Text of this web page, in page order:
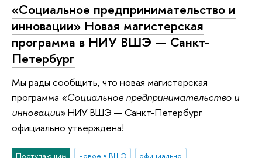
«Социальное предпринимательство и
инновации» Новая магистерская
программа в НИУ ВШЭ — Санкт-
Петербург
Мы рады сообщить, что новая магистерская
программа «Социальное предпринимательство и
инновации»НИУ ВШЭ — Санкт-Петербург
официально утверждена!
Поступающим новое в ВШЭ
официально